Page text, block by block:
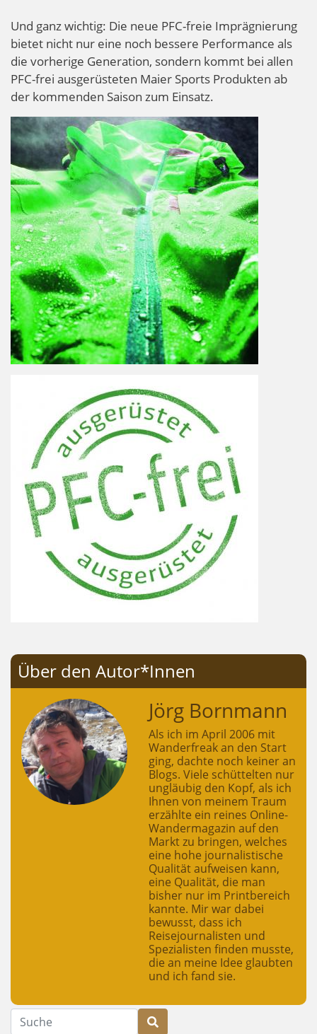
Und ganz wichtig: Die neue PFC-freie Imprägnierung
bietet nicht nur eine noch bessere Performance als
die vorherige Generation, sondern kommt bei allen
PFC-frei ausgerüsteten Maier Sports Produkten ab
der kommenden Saison zum Einsatz.
Über den Autor*Innen
Jörg Bornmann
Als ich im April 2006 mit
Wanderfreak an den Start
ging, dachte noch keiner an
Blogs. Viele schüttelten nur
ungläubig den Kopf, als ich
Ihnen von meinem Traum
erzählte ein reines Online-
Wandermagazin auf den
Markt zu bringen, welches
eine hohe journalistische
Qualität aufweisen kann,
eine Qualität, die man
bisher nur im Printbereich
kannte. Mir war dabei
bewusst, dass ich
Reisejournalisten und
Spezialisten finden musste,
die an meine Idee glaubten
und ich fand sie.
Suche